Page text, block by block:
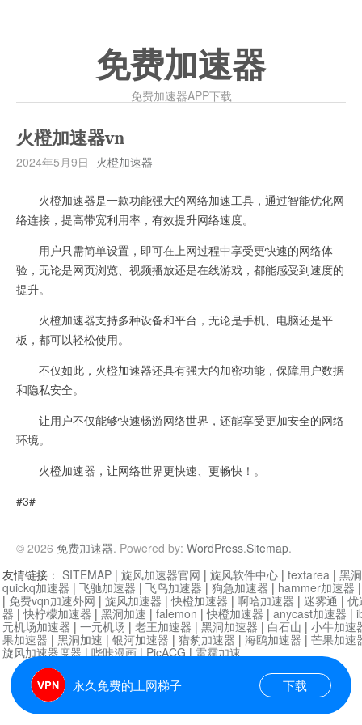
免费加速器
免费加速器APP下载
火橙加速器vn
2024年5月9日 火橙加速器
火橙加速器是一款功能强大的网络加速工具，通过智能优化网
络连接，提高带宽利用率，有效提升网络速度。
用户只需简单设置，即可在上网过程中享受更快速的网络体
验，无论是网页浏览、视频播放还是在线游戏，都能感受到速度的
提升。
火橙加速器支持多种设备和平台，无论是手机、电脑还是平
板，都可以轻松使用。
不仅如此，火橙加速器还具有强大的加密功能，保障用户数据
和隐私安全。
让用户不仅能够快速畅游网络世界，还能享受更加安全的网络
环境。
火橙加速器，让网络世界更快速、更畅快！。
#3#
© 2026 免费加速器. Powered by: WordPress.Sitemap.
永久免费的上网梯子 下载
友情链接： SITEMAP | 旋风加速器官网 | 旋风软件中心 | textarea | 黑
quickq加速器 | 飞驰加速器 | 飞鸟加速器 | 狗急加速器 | hammer加速器
| 免费vqn加速外网 | 旋风加速器 |快橙加速器 | 啊哈加速器 | 迷雾通 | 优
器 |快柠檬加速器 | 黑洞加速 | falemon |快橙加速器 | anycast加速器 |
元机场加速器 | 一元机场 | 老王加速器 | 黑洞加速器 | 白石山 | 小牛加速
果加速器 | 黑洞加速 | 银河加速器 | 猎豹加速器 | 海鸥加速器 | 芒果加速
旋风加速器度器|哔咔漫画|PicACG|雷霆加速